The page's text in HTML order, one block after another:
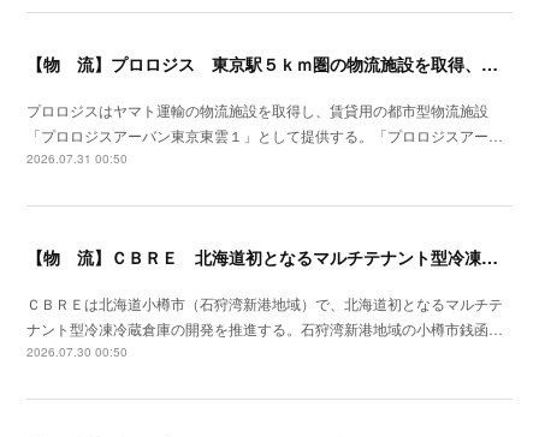
【物 流】プロロジス 東京駅５ｋｍ圏の物流施設を取得、２７年４月提供開始
プロロジスはヤマト運輸の物流施設を取得し、賃貸用の都市型物流施設
「プロロジスアーバン東京東雲１」として提供する。「プロロジスアー…
2026.07.31 00:50
【物 流】ＣＢＲＥ 北海道初となるマルチテナント型冷凍冷蔵倉庫の開発を推進
ＣＢＲＥは北海道小樽市（石狩湾新港地域）で、北海道初となるマルチテ
ナント型冷凍冷蔵倉庫の開発を推進する。石狩湾新港地域の小樽市銭函…
2026.07.30 00:50